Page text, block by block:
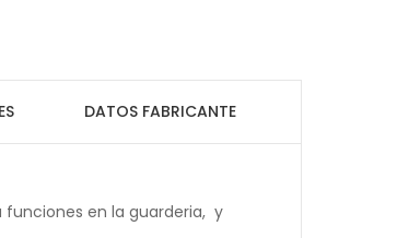
DATOS FABRICANTE
en la guarderia, y